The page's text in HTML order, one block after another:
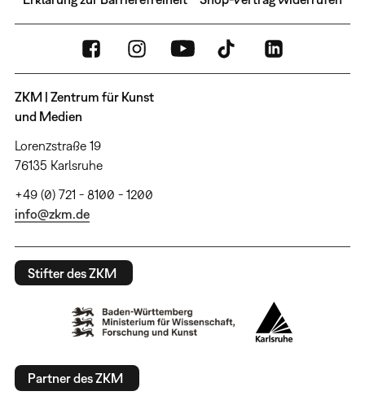
ZKM | Zentrum für Kunst
und Medien
Lorenzstraße 19
76135 Karlsruhe
+49 (0) 721 - 8100 - 1200
info@zkm.de
Stifter des ZKM
Partner des ZKM